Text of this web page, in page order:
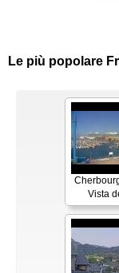
Le più popolare
Vista